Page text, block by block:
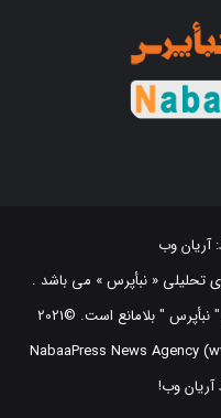
تحلیلی « نبأپرس » می باشد .
استفاده از اخبار و نقل مطالب با ذکر منبع "‌ نبأپرس " بلامانع است. ©2021
NabaaPress News Agency
وب!